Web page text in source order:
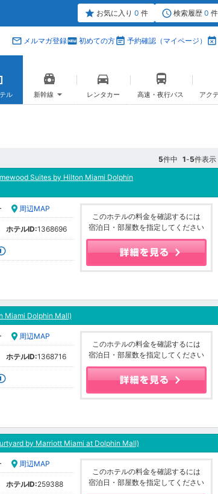
メルマガ登録 初めての方 予約確認（マイページ）
ル 新幹線 レンタカー 高速・夜行バス アク
お気に入り 0 件 検索履歴 0 件
5件中 1-5件表示
Suites by Hilton Miami Dolphin
周辺MAP
ホテルID:1368696
このホテルの料金を確認するには
宿泊日・部屋数を指定してください
Miami Dolphin Mall)
周辺MAP
ホテルID:1368716
このホテルの料金を確認するには
宿泊日・部屋数を指定してください
by Marriott Miami at Dolphin Mall)
周辺MAP
ホテルID:259388
このホテルの料金を確認するには
宿泊日・部屋数を指定してください